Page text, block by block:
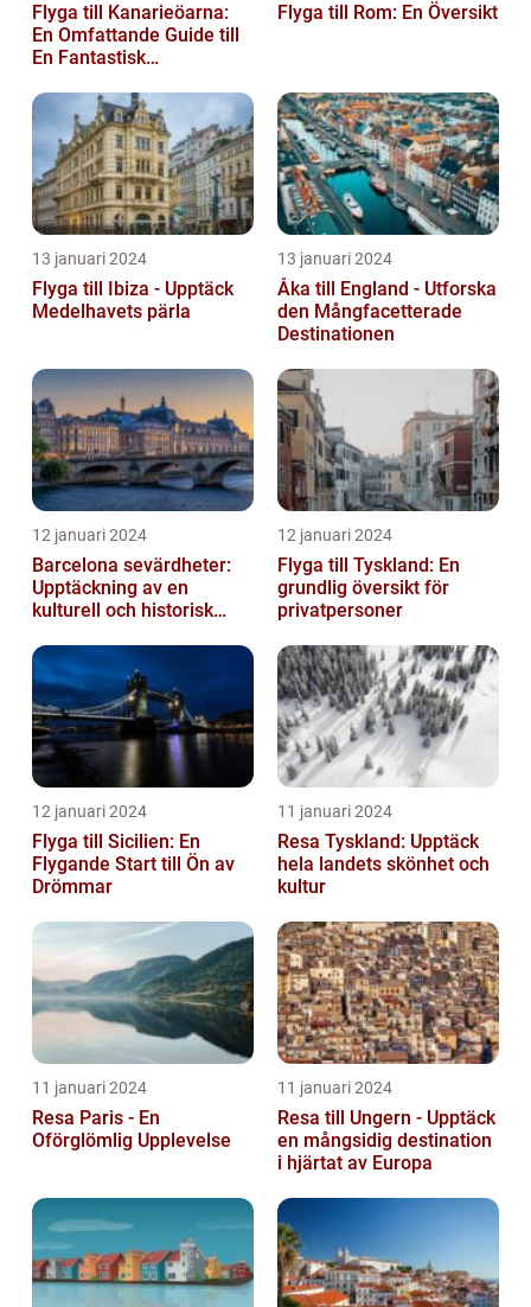
Flyga till Kanarieöarna:
En Omfattande Guide till
En Fantastisk
Flyga till Rom: En Översikt
13 januari 2024
Flyga till Ibiza - Upptäck
Medelhavets pärla
13 januari 2024
Åka till England - Utforska
den Mångfacetterade
Destinationen
12 januari 2024
Barcelona sevärdheter:
Upptäckning av en
kulturell och historisk
12 januari 2024
Flyga till Tyskland: En
grundlig översikt för
privatpersoner
12 januari 2024
Flyga till Sicilien: En
Flygande Start till Ön av
Drömmar
11 januari 2024
Resa Tyskland: Upptäck
hela landets skönhet och
kultur
11 januari 2024
Resa Paris - En
Oförglömlig Upplevelse
11 januari 2024
Resa till Ungern - Upptäck
en mångsidig destination
i hjärtat av Europa